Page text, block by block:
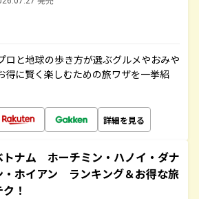
ロと地球の歩き方が選ぶグルメやおみや
得に賢く楽しむための旅ワザを一挙紹
詳細を見る
トナム ホーチミン・ハノイ・ダナ
・ホイアン ランキング＆お得な旅
！